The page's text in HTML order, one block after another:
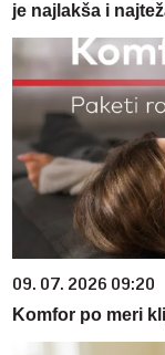
je najlakša i
09. 07. 2026 09:20
Komfor po meri